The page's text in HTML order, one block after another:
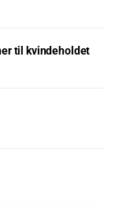
til kvindeholdet